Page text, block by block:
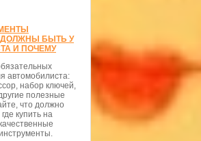
БЫТЬ У
И ПОЧЕМУ
автомобилиста:
набор ключей,
полезные
что должно
купить на